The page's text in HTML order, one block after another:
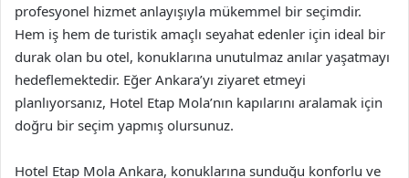
profesyonel hizmet anlayışıyla mükemmel bir seçimdir.
Hem iş hem de turistik amaçlı seyahat edenler için ideal bir
durak olan bu otel, konuklarına unutulmaz anılar yaşatmayı
hedeflemektedir. Eğer Ankara’yı ziyaret etmeyi
planlıyorsanız, Hotel Etap Mola’nın kapılarını aralamak için
doğru bir seçim yapmış olursunuz.
Hotel Etap Mola Ankara, konuklarına sunduğu konforlu ve